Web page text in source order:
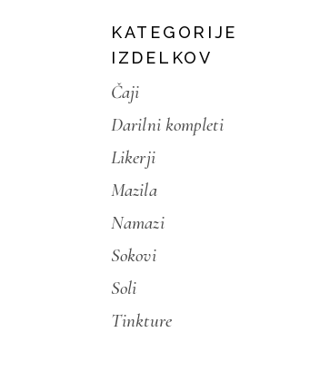
KATEGORIJE
IZDELKOV
Čaji
Darilni kompleti
Likerji
Mazila
Namazi
Sokovi
Soli
Tinkture